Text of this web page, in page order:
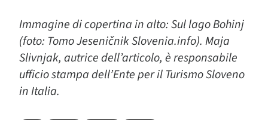
Immagine di copertina in alto: Sul lago Bohinj
(foto: Tomo Jeseničnik Slovenia.info). Maja
Slivnjak, autrice dell’articolo, è responsabile
ufficio stampa dell’Ente per il Turismo Sloveno
in Italia.